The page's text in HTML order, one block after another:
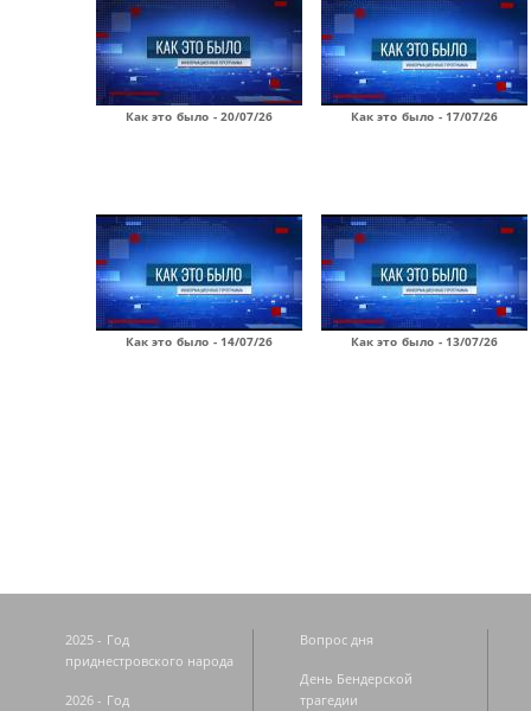
Как это было - 20/07/26 Как это было - 17/07/26
Как это было - 14/07/26 Как это было - 13/07/26
2025 - Год
приднестровского народа
2026 - Год
Вопрос дня
День Бендерской
трагедии